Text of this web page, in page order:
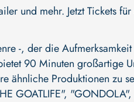
und mehr. Jetzt Tickets
-, der die
90 Minuten großartige
ähnliche Produktionen zu
GOATLIFE", "GONDOLA",